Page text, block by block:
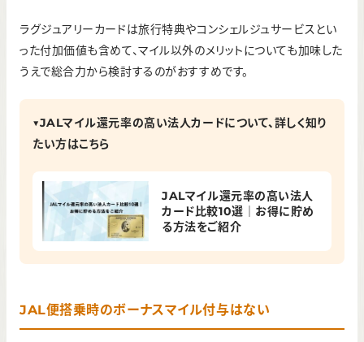
ラグジュアリーカードは旅行特典やコンシェルジュサービスとい
った付加価値も含めて、マイル以外のメリットについても加味した
うえで総合力から検討するのがおすすめです。
▼JALマイル還元率の高い法人カードについて、詳しく知り
たい方はこちら
JALマイル還元率の高い法人
カード比較10選｜お得に貯め
る方法をご紹介
JAL便搭乗時のボーナスマイル付与はない